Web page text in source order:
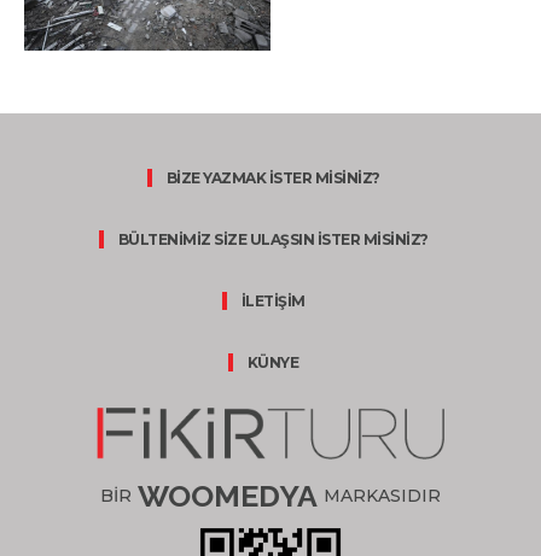
BİZE YAZMAK İSTER MİSİNİZ?
BÜLTENİMİZ SİZE ULAŞSIN İSTER MİSİNİZ?
İLETİŞİM
KÜNYE
BİR WOOMEDYA MARKASIDIR